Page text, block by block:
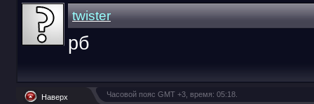
twister
рб
Наверх Часовой пояс GMT +3, время: 05:18